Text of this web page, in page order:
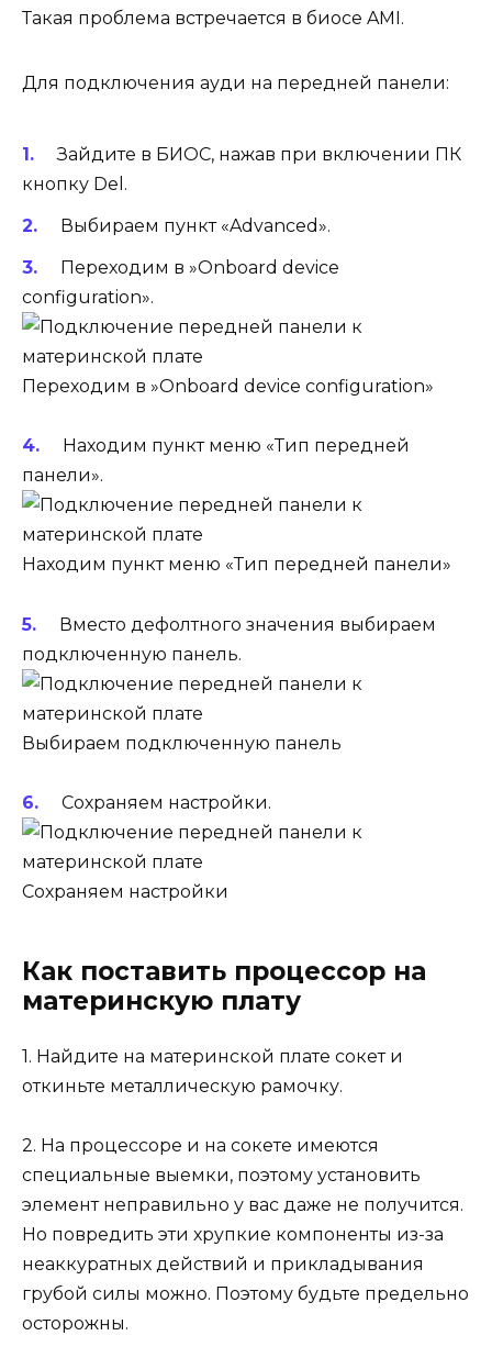
Такая проблема встречается в биосе AMI.
Для подключения ауди на передней панели:
Зайдите в БИОС, нажав при включении ПК
кнопку Del.
Выбираем пункт «Advanced».
Переходим в »Onboard device
configuration».
Переходим в »Onboard device configuration»
Находим пункт меню «Тип передней
панели».
Находим пункт меню «Тип передней панели»
Вместо дефолтного значения выбираем
подключенную панель.
Выбираем подключенную панель
Сохраняем настройки.
Сохраняем настройки
Как поставить процессор на
материнскую плату
1. Найдите на материнской плате сокет и
откиньте металлическую рамочку.
2. На процессоре и на сокете имеются
специальные выемки, поэтому установить
элемент неправильно у вас даже не получится.
Но повредить эти хрупкие компоненты из-за
неаккуратных действий и прикладывания
грубой силы можно. Поэтому будьте предельно
осторожны.